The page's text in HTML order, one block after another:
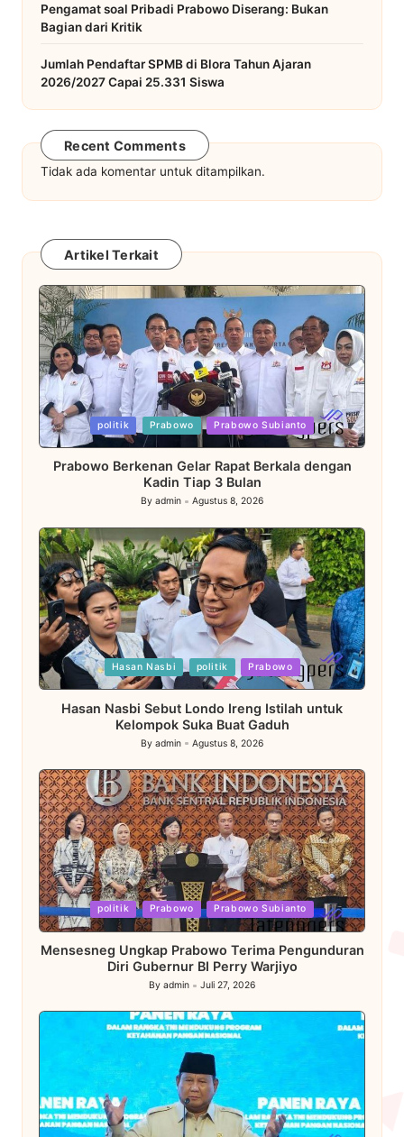
Pengamat soal Pribadi Prabowo Diserang: Bukan
Bagian dari Kritik
Jumlah Pendaftar SPMB di Blora Tahun Ajaran
2026/2027 Capai 25.331 Siswa
Recent Comments
Tidak ada komentar untuk ditampilkan.
Artikel Terkait
Posted
in
politik Prabowo Prabowo Subianto
Prabowo Berkenan Gelar Rapat Berkala dengan
Kadin Tiap 3 Bulan
Posted
By admin Agustus 8, 2026
Posted
in
Hasan Nasbi politik Prabowo
Hasan Nasbi Sebut Londo Ireng Istilah untuk
Kelompok Suka Buat Gaduh
Posted
by
By admin Agustus 8, 2026
Posted
in
politik Prabowo Prabowo Subianto
Mensesneg Ungkap Prabowo Terima Pengunduran
Diri Gubernur BI Perry Warjiyo
Posted
by
By admin Juli 27, 2026